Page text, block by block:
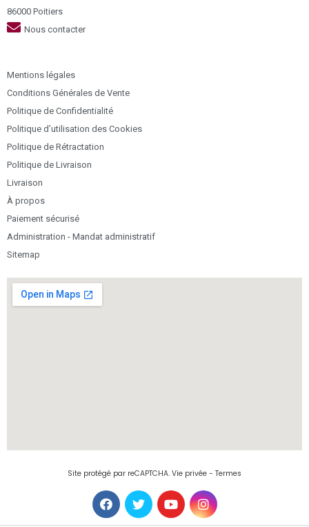
86000 Poitiers
Nous contacter
Mentions légales
Conditions Générales de Vente
Politique de Confidentialité
Politique d’utilisation des Cookies
Politique de Rétractation
Politique de Livraison
Livraison
À propos
Paiement sécurisé
Administration - Mandat administratif
Sitemap
Site protégé par reCAPTCHA. Vie privée - Termes